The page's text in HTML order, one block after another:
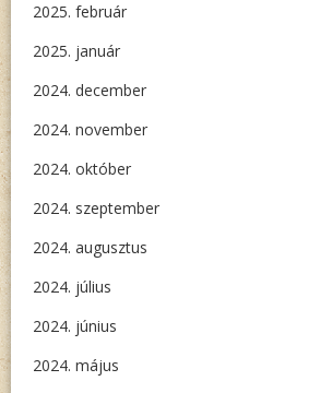
2025. február
2025. január
2024. december
2024. november
2024. október
2024. szeptember
2024. augusztus
2024. július
2024. június
2024. május